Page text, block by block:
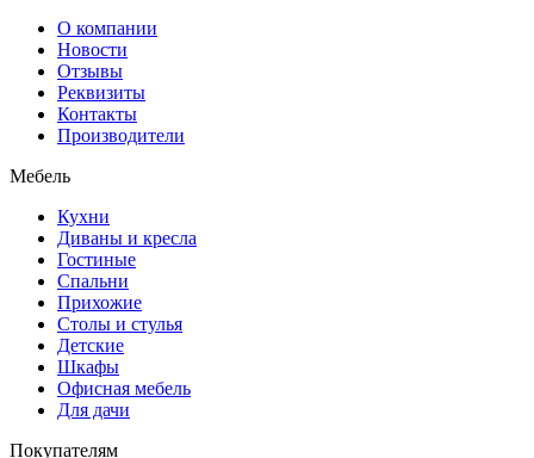
О компании
Новости
Отзывы
Реквизиты
Контакты
Производители
Мебель
Кухни
Диваны и кресла
Гостиные
Спальни
Прихожие
Столы и стулья
Детские
Шкафы
Офисная мебель
Для дачи
Покупателям